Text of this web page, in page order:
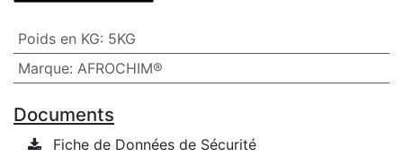
Poids en KG: 5KG
Marque: AFROCHIM®
Documents
Fiche de Données de Sécurité